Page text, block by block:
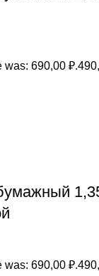
was: 690,00 ₽.
was: 690,00 ₽.